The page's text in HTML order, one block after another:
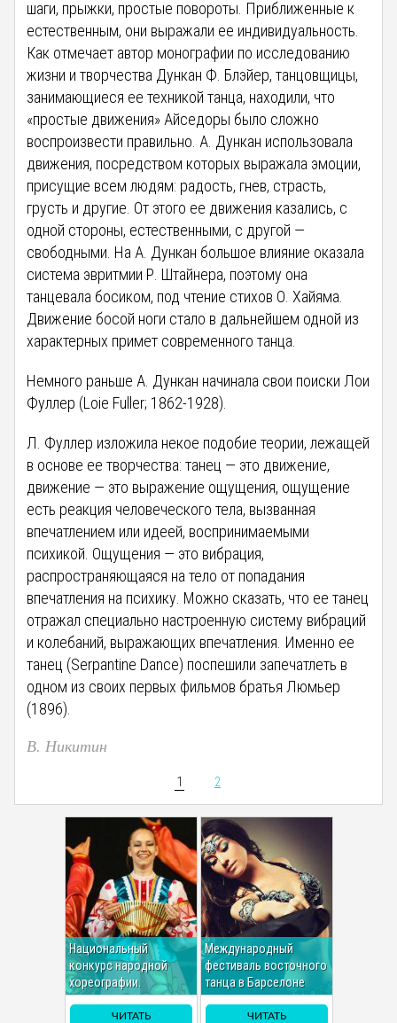
шаги, прыжки, простые повороты. Приближенные к
естественным, они выражали ее индивидуальность.
Как отмечает автор монографии по исследованию
жизни и творчества Дункан Ф. Блэйер, танцовщицы,
занимающиеся ее техникой танца, находили, что
«простые движения» Айседоры было сложно
воспроизвести правильно. А. Дункан использовала
движения, посредством которых выражала эмоции,
присущие всем людям: радость, гнев, страсть,
грусть и другие. От этого ее движения казались, с
одной стороны, естественными, с другой —
свободными. На А. Дункан большое влияние оказала
система эвритмии Р. Штайнера, поэтому она
танцевала босиком, под чтение стихов О. Хайяма.
Движение босой ноги стало в дальнейшем одной из
характерных примет современного танца.
Немного раньше А. Дункан начинала свои поиски Лои
Фуллер (Loie Fuller; 1862-1928).
Л. Фуллер изложила некое подобие теории, лежащей
в основе ее творчества: танец — это движение,
движение — это выражение ощущения, ощущение
есть реакция человеческого тела, вызванная
впечатлением или идеей, воспринимаемыми
психикой. Ощущения — это вибрация,
распространяющаяся на тело от попадания
впечатления на психику. Можно сказать, что ее танец
отражал специально настроенную систему вибраций
и колебаний, выражающих впечатления. Именно ее
танец (Serpantine Dance) поспешили запечатлеть в
одном из своих первых фильмов братья Люмьер
(1896).
В. Никитин
1 2
Национальный
конкурс народной
хореографии.
ЧИТАТЬ
Международный
фестиваль восточного
танца в Барселоне
ЧИТАТЬ